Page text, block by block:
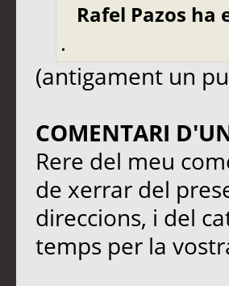
Rafel Pazos ha
.
(antigament un
COMENTARI
Rere del meu
de xerrar del
direccions, i del
temps per la